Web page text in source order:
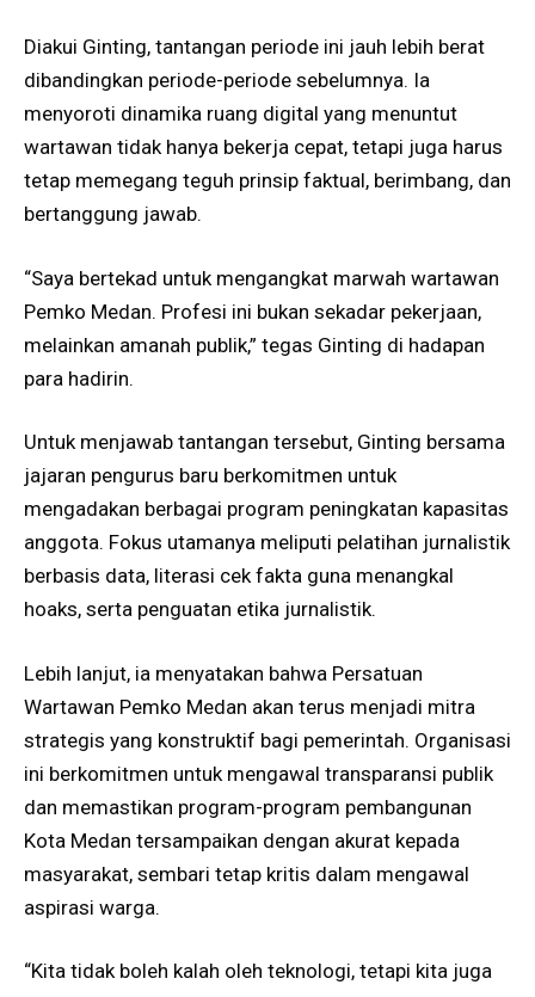
Diakui Ginting, tantangan periode ini jauh lebih berat
dibandingkan periode-periode sebelumnya. Ia
menyoroti dinamika ruang digital yang menuntut
wartawan tidak hanya bekerja cepat, tetapi juga harus
tetap memegang teguh prinsip faktual, berimbang, dan
bertanggung jawab.
“Saya bertekad untuk mengangkat marwah wartawan
Pemko Medan. Profesi ini bukan sekadar pekerjaan,
melainkan amanah publik,” tegas Ginting di hadapan
para hadirin.
Untuk menjawab tantangan tersebut, Ginting bersama
jajaran pengurus baru berkomitmen untuk
mengadakan berbagai program peningkatan kapasitas
anggota. Fokus utamanya meliputi pelatihan jurnalistik
berbasis data, literasi cek fakta guna menangkal
hoaks, serta penguatan etika jurnalistik.
Lebih lanjut, ia menyatakan bahwa Persatuan
Wartawan Pemko Medan akan terus menjadi mitra
strategis yang konstruktif bagi pemerintah. Organisasi
ini berkomitmen untuk mengawal transparansi publik
dan memastikan program-program pembangunan
Kota Medan tersampaikan dengan akurat kepada
masyarakat, sembari tetap kritis dalam mengawal
aspirasi warga.
“Kita tidak boleh kalah oleh teknologi, tetapi kita juga